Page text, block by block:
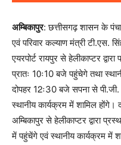
अम्बिकापुर: छत्तीसगढ़ शासन के
एवं परिवार कल्याण मंत्री टी.एस.
एयरपोर्ट रायपुर से हेलीकाप्टर
प्रातः 10ः10 बजे पहुंचेगे तथा
दोपहर 12ः30 बजे सपना से
स्थानीय कार्यक्रम में शामिल
अम्बिकापुर से हेलीकाप्टर द्वारा
में पहुंचेंगे एवं स्थानीय कार्यक्रम में